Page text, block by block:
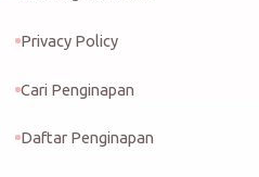
Privacy Policy
Cari Penginapan
Daftar Penginapan